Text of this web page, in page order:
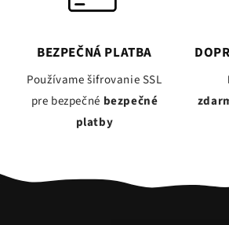
BEZPEČNÁ PLATBA
Používame šifrovanie SSL
pre bezpečné bezpečné
platby